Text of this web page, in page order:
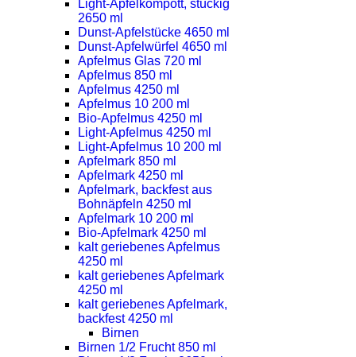
Light-Apfelkompott, stückig
2650 ml
Dunst-Apfelstücke 4650 ml
Dunst-Apfelwürfel 4650 ml
Apfelmus Glas 720 ml
Apfelmus 850 ml
Apfelmus 4250 ml
Apfelmus 10 200 ml
Bio-Apfelmus 4250 ml
Light-Apfelmus 4250 ml
Light-Apfelmus 10 200 ml
Apfelmark 850 ml
Apfelmark 4250 ml
Apfelmark, backfest aus
Bohnäpfeln 4250 ml
Apfelmark 10 200 ml
Bio-Apfelmark 4250 ml
kalt geriebenes Apfelmus
4250 ml
kalt geriebenes Apfelmark
4250 ml
kalt geriebenes Apfelmark,
backfest 4250 ml
Birnen
Birnen 1/2 Frucht 850 ml